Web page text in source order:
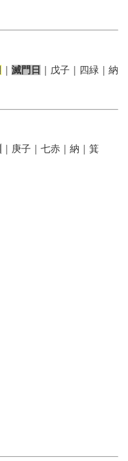
滅門日
｜戊子｜四緑｜納
｜庚子｜七赤｜納｜箕